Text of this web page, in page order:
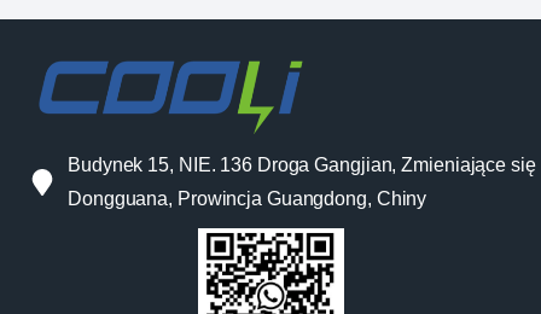
Budynek 15, NIE. 136 Droga Gangjian, Zmieniające się
Dongguana, Prowincja Guangdong, Chiny